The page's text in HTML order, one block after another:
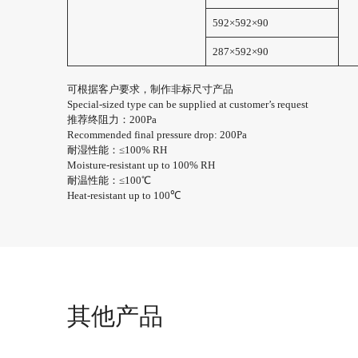
592×592×90
287×592×90
可根据客户要求，制作非标尺寸产品
Special-sized type can be supplied at customer’s request
推荐终阻力：200Pa
Recommended final pressure drop: 200Pa
耐湿性能：≤100% RH
Moisture-resistant up to 100% RH
耐温性能：≤100℃
Heat-resistant up to 100℃
其他产品